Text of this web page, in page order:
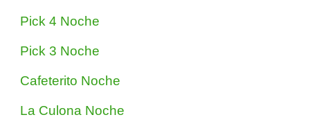
Pick 4 Noche
Pick 3 Noche
Cafeterito Noche
La Culona Noche